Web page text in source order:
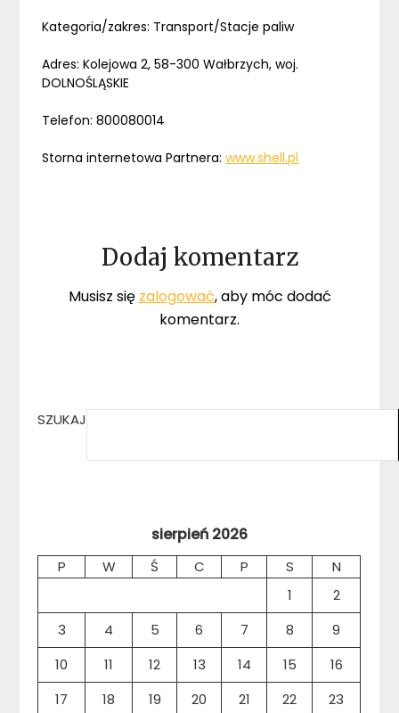
Kategoria/zakres: Transport/Stacje paliw
Adres: Kolejowa 2, 58-300 Wałbrzych, woj.
DOLNOŚLĄSKIE
Telefon: 800080014
Storna internetowa Partnera:www.shell.pl
Dodaj komentarz
Musisz się zalogować, aby móc dodać
komentarz.
SZUKAJ
sierpień 2026
P W Ś C P S
N
1
2
3
4 5 6 7 8
9
10
11 12 13 14 15
16
17
18 19 20 21 22
23